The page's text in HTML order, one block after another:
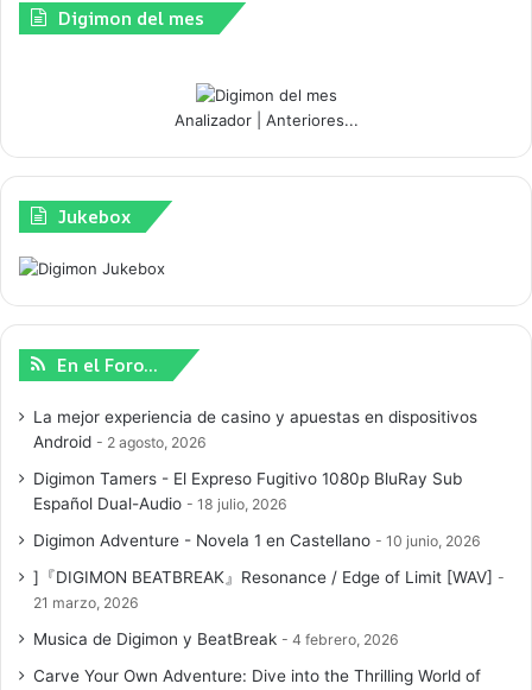
Digimon del mes
Analizador| Anteriores...
Jukebox
En el Foro…
La mejor experiencia de casino y apuestas en dispositivos
Android
2 agosto, 2026
Digimon Tamers - El Expreso Fugitivo 1080p BluRay Sub
Español Dual-Audio
18 julio, 2026
Digimon Adventure - Novela 1 en Castellano 10 junio, 2026
]『DIGIMON BEATBREAK』Resonance / Edge of Limit [WAV]
21 marzo, 2026
Musica de Digimon y BeatBreak 4 febrero, 2026
Carve Your Own Adventure: Dive into the Thrilling World of